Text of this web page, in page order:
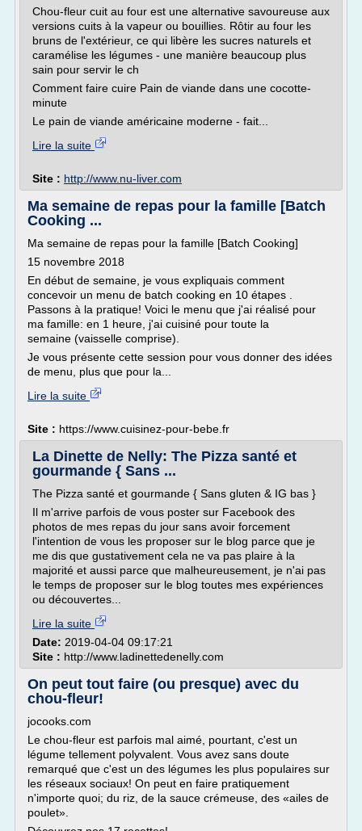
Chou-fleur cuit au four est une alternative savoureuse aux
versions cuits à la vapeur ou bouillies. Rôtir au four les
bruns de l'extérieur, ce qui libère les sucres naturels et
caramélise les légumes - une manière beaucoup plus
sain pour servir le ch
Comment faire cuire Pain de viande dans une cocotte-
minute
Le pain de viande américaine moderne - fait...
Lire la suite
Site : http://www.nu-liver.com
Ma semaine de repas pour la famille [Batch
Cooking ...
Ma semaine de repas pour la famille [Batch Cooking]
15 novembre 2018
En début de semaine, je vous expliquais comment
concevoir un menu de batch cooking en 10 étapes .
Passons à la pratique! Voici le menu que j'ai réalisé pour
ma famille: en 1 heure, j'ai cuisiné pour toute la
semaine (vaisselle comprise).
Je vous présente cette session pour vous donner des idées
de menu, plus que pour la...
Lire la suite
Site : https://www.cuisinez-pour-bebe.fr
La Dinette de Nelly: The Pizza santé et
gourmande { Sans ...
The Pizza santé et gourmande { Sans gluten & IG bas }
Il m'arrive parfois de vous poster sur Facebook des
photos de mes repas du jour sans avoir forcement
l'intention de vous les proposer sur le blog parce que je
me dis que gustativement cela ne va pas plaire à la
majorité et aussi parce que malheureusement, je n'ai pas
le temps de proposer sur le blog toutes mes expériences
ou découvertes...
Lire la suite
Date: 2019-04-04 09:17:21
Site : http://www.ladinettedenelly.com
On peut tout faire (ou presque) avec du
chou-fleur!
jocooks.com
Le chou-fleur est parfois mal aimé, pourtant, c'est un
légume tellement polyvalent. Vous avez sans doute
remarqué que c'est un des légumes les plus populaires sur
les réseaux sociaux! On peut en faire pratiquement
n'importe quoi; du riz, de la sauce crémeuse, des «ailes de
poulet».